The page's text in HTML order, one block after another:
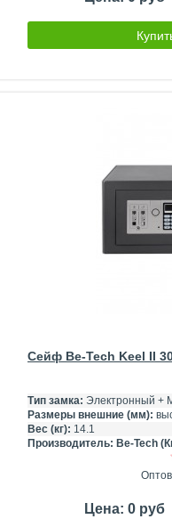
Сейф Be-Tech Keel II
Тип замка: Электронный +
Размеры внешние (мм):
Вес (кг): 14.1
Производитель: Be-Tech
Цена: 0 руб